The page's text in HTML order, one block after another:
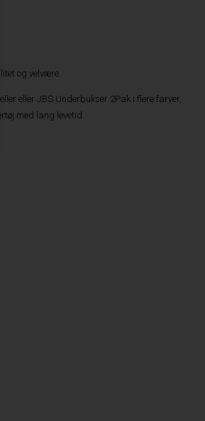
og velvære.
eller JBS Underbukser 2Pak i flere farver,
med lang levetid.